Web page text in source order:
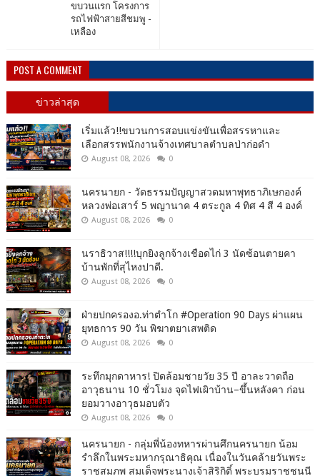
ขบวนแรก โครงการ
รถไฟฟ้าสายสีชมพู -
เหลือง
POST A COMMENT
ข่าวล่าสุด
เริ่มแล้ว!!ขบวนการสอบแข่งขันเพื่อสรรหาและ
เลือกสรรพนักงานจ้างเทศบาลตำบลป่าก่อดำ
August 08, 2026 0
นครนายก - วัดธรรมปัญญาสวดมหาพุทธาภิเษกองค์
หลวงพ่อเสาร์ 5 พญานาค 4 ตระกูล 4 ทิศ 4 สี 4 องค์
August 08, 2026 0
นราธิวาส!!!!บุกยิงลูกจ้างเชือดไก่ 3 นัดซ้อนตายคา
บ้านพักที่สุไหงปาดี.
August 08, 2026 0
ฝ่ายปกครองอ.ท่าตำโก #Operation 90 Days ผ่าแผน
ยุทธการ 90 วัน พิฆาตยาเสพติด
August 08, 2026 0
ระทึกมุกดาหาร! ปิดล้อมชายวัย 35 ปี อาละวาดถือ
อาวุธนาน 10 ชั่วโมง จุดไฟเผิาบ้าน–ขึ้นหลังคา ก่อน
ยอมวางอาวุธมอบตัว
August 08, 2026 0
นครนายก - กลุ่มพี่น้องทหารผ่านศึกนครนายก น้อม
รำลึกในพระมหากรุณาธิคุณ เนื่องในวันคล้ายวันพระ
ราชสมภพ สมเด็จพระนางเจ้าสิริกิติ์ พระบรมราชชนนี